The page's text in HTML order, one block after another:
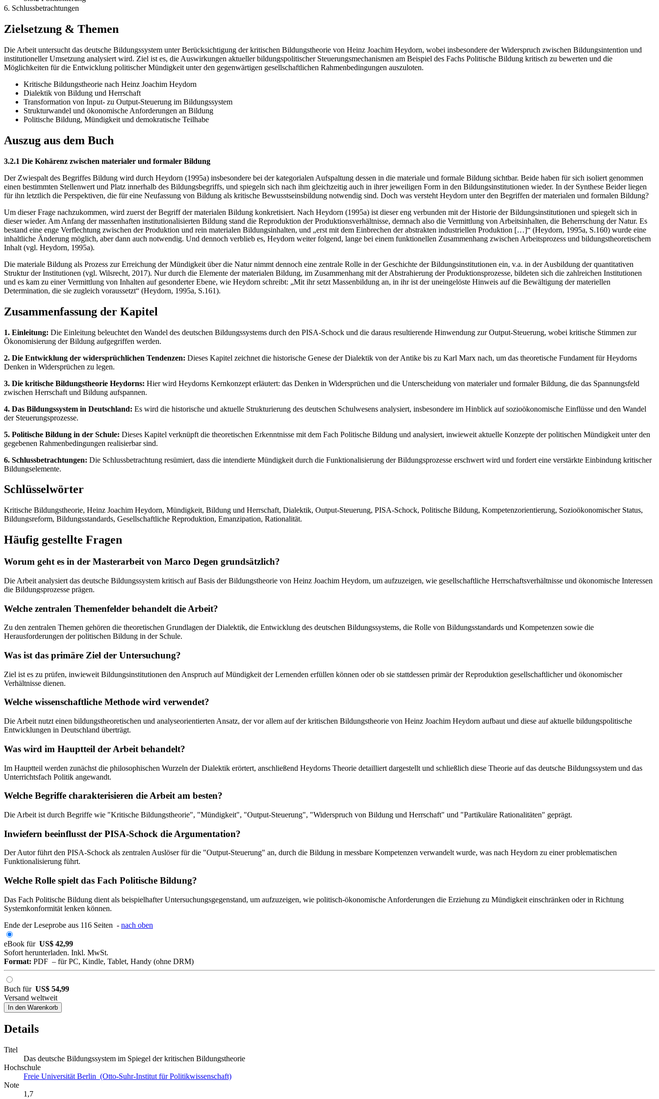
6. Schlussbetrachtungen
Zielsetzung & Themen
Die Arbeit untersucht das deutsche Bildungssystem unter Berücksichtigung der kritischen Bildungstheorie von Heinz Joachim Heydorn, wobei insbesondere der Widerspruch zwischen Bildungsintention und
institutioneller Umsetzung analysiert wird. Ziel ist es, die Auswirkungen aktueller bildungspolitischer Steuerungsmechanismen am Beispiel des Fachs Politische Bildung kritisch zu bewerten und die
Möglichkeiten für die Entwicklung politischer Mündigkeit unter den gegenwärtigen gesellschaftlichen Rahmenbedingungen auszuloten.
Kritische Bildungstheorie nach Heinz Joachim Heydorn
Dialektik von Bildung und Herrschaft
Transformation von Input- zu Output-Steuerung im Bildungssystem
Strukturwandel und ökonomische Anforderungen an Bildung
Politische Bildung, Mündigkeit und demokratische Teilhabe
Auszug aus dem Buch
3.2.1 Die Kohärenz zwischen materialer und formaler Bildung
Der Zwiespalt des Begriffes Bildung wird durch Heydorn (1995a) insbesondere bei der kategorialen Aufspaltung dessen in die materiale und formale Bildung sichtbar. Beide haben für sich isoliert genommen
einen bestimmten Stellenwert und Platz innerhalb des Bildungsbegriffs, und spiegeln sich nach ihm gleichzeitig auch in ihrer jeweiligen Form in den Bildungsinstitutionen wieder. In der Synthese Beider liegen
für ihn letztlich die Perspektiven, die für eine Neufassung von Bildung als kritische Bewusstseinsbildung notwendig sind. Doch was versteht Heydorn unter den Begriffen der materialen und formalen Bildung?
Um dieser Frage nachzukommen, wird zuerst der Begriff der materialen Bildung konkretisiert. Nach Heydorn (1995a) ist dieser eng verbunden mit der Historie der Bildungsinstitutionen und spiegelt sich in
dieser wieder. Am Anfang der massenhaften institutionalisierten Bildung stand die Reproduktion der Produktionsverhältnisse, demnach also die Vermittlung von Arbeitsinhalten, die Beherrschung der Natur. Es
bestand eine enge Verflechtung zwischen der Produktion und rein materialen Bildungsinhalten, und „erst mit dem Einbrechen der abstrakten industriellen Produktion […]“ (Heydorn, 1995a, S.160) wurde eine
inhaltliche Änderung möglich, aber dann auch notwendig. Und dennoch verblieb es, Heydorn weiter folgend, lange bei einem funktionellen Zusammenhang zwischen Arbeitsprozess und bildungstheoretischem
Inhalt (vgl. Heydorn, 1995a).
Die materiale Bildung als Prozess zur Erreichung der Mündigkeit über die Natur nimmt dennoch eine zentrale Rolle in der Geschichte der Bildungsinstitutionen ein, v.a. in der Ausbildung der quantitativen
Struktur der Institutionen (vgl. Wilsrecht, 2017). Nur durch die Elemente der materialen Bildung, im Zusammenhang mit der Abstrahierung der Produktionsprozesse, bildeten sich die zahlreichen Institutionen
und es kam zu einer Vermittlung von Inhalten auf gesonderter Ebene, wie Heydorn schreibt: „Mit ihr setzt Massenbildung an, in ihr ist der uneingelöste Hinweis auf die Bewältigung der materiellen
Determination, die sie zugleich voraussetzt“ (Heydorn, 1995a, S.161).
Zusammenfassung der Kapitel
1. Einleitung: Die Einleitung beleuchtet den Wandel des deutschen Bildungssystems durch den PISA-Schock und die daraus resultierende Hinwendung zur Output-Steuerung, wobei kritische Stimmen zur
Ökonomisierung der Bildung aufgegriffen werden.
2. Die Entwicklung der widersprüchlichen Tendenzen: Dieses Kapitel zeichnet die historische Genese der Dialektik von der Antike bis zu Karl Marx nach, um das theoretische Fundament für Heydorns
Denken in Widersprüchen zu legen.
3. Die kritische Bildungstheorie Heydorns: Hier wird Heydorns Kernkonzept erläutert: das Denken in Widersprüchen und die Unterscheidung von materialer und formaler Bildung, die das Spannungsfeld
zwischen Herrschaft und Bildung aufspannen.
4. Das Bildungssystem in Deutschland: Es wird die historische und aktuelle Strukturierung des deutschen Schulwesens analysiert, insbesondere im Hinblick auf sozioökonomische Einflüsse und den Wandel
der Steuerungsprozesse.
5. Politische Bildung in der Schule: Dieses Kapitel verknüpft die theoretischen Erkenntnisse mit dem Fach Politische Bildung und analysiert, inwieweit aktuelle Konzepte der politischen Mündigkeit unter den
gegebenen Rahmenbedingungen realisierbar sind.
6. Schlussbetrachtungen: Die Schlussbetrachtung resümiert, dass die intendierte Mündigkeit durch die Funktionalisierung der Bildungsprozesse erschwert wird und fordert eine verstärkte Einbindung kritischer
Bildungselemente.
Schlüsselwörter
Kritische Bildungstheorie, Heinz Joachim Heydorn, Mündigkeit, Bildung und Herrschaft, Dialektik, Output-Steuerung, PISA-Schock, Politische Bildung, Kompetenzorientierung, Sozioökonomischer Status,
Bildungsreform, Bildungsstandards, Gesellschaftliche Reproduktion, Emanzipation, Rationalität.
Häufig gestellte Fragen
Worum geht es in der Masterarbeit von Marco Degen grundsätzlich?
Die Arbeit analysiert das deutsche Bildungssystem kritisch auf Basis der Bildungstheorie von Heinz Joachim Heydorn, um aufzuzeigen, wie gesellschaftliche Herrschaftsverhältnisse und ökonomische Interessen
die Bildungsprozesse prägen.
Welche zentralen Themenfelder behandelt die Arbeit?
Zu den zentralen Themen gehören die theoretischen Grundlagen der Dialektik, die Entwicklung des deutschen Bildungssystems, die Rolle von Bildungsstandards und Kompetenzen sowie die
Herausforderungen der politischen Bildung in der Schule.
Was ist das primäre Ziel der Untersuchung?
Ziel ist es zu prüfen, inwieweit Bildungsinstitutionen den Anspruch auf Mündigkeit der Lernenden erfüllen können oder ob sie stattdessen primär der Reproduktion gesellschaftlicher und ökonomischer
Verhältnisse dienen.
Welche wissenschaftliche Methode wird verwendet?
Die Arbeit nutzt einen bildungstheoretischen und analyseorientierten Ansatz, der vor allem auf der kritischen Bildungstheorie von Heinz Joachim Heydorn aufbaut und diese auf aktuelle bildungspolitische
Entwicklungen in Deutschland überträgt.
Was wird im Hauptteil der Arbeit behandelt?
Im Hauptteil werden zunächst die philosophischen Wurzeln der Dialektik erörtert, anschließend Heydorns Theorie detailliert dargestellt und schließlich diese Theorie auf das deutsche Bildungssystem und das
Unterrichtsfach Politik angewandt.
Welche Begriffe charakterisieren die Arbeit am besten?
Die Arbeit ist durch Begriffe wie "Kritische Bildungstheorie", "Mündigkeit", "Output-Steuerung", "Widerspruch von Bildung und Herrschaft" und "Partikuläre Rationalitäten" geprägt.
Inwiefern beeinflusst der PISA-Schock die Argumentation?
Der Autor führt den PISA-Schock als zentralen Auslöser für die "Output-Steuerung" an, durch die Bildung in messbare Kompetenzen verwandelt wurde, was nach Heydorn zu einer problematischen
Funktionalisierung führt.
Welche Rolle spielt das Fach Politische Bildung?
Das Fach Politische Bildung dient als beispielhafter Untersuchungsgegenstand, um aufzuzeigen, wie politisch-ökonomische Anforderungen die Erziehung zu Mündigkeit einschränken oder in Richtung
Systemkonformität lenken können.
Ende der Leseprobe aus 116 Seiten - nach oben
eBook für US$ 42,99
Sofort herunterladen. Inkl. MwSt.
Format: PDF – für PC, Kindle, Tablet, Handy (ohne DRM)
Buch für US$ 54,99
Versand weltweit
In den Warenkorb
Details
Titel
Das deutsche Bildungssystem im Spiegel der kritischen Bildungstheorie
Hochschule
Freie Universität Berlin (Otto-Suhr-Institut für Politikwissenschaft)
Note
1,7